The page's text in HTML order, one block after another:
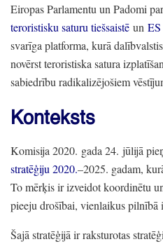
Eiropas Parlamentu un Padomi
teroristisku saturu tiešsaistē un
svarīga platforma, kurā
novērst teroristiska satura
sabiedrību radikalizējošiem
Konteksts
Komisija 2020. gada 24. jūlijā
stratēģiju 2020.–2025. gadam,
To mērķis ir izveidot koordinētu
pieeju drošībai, vienlaikus pilnībā
Šajā stratēģijā ir raksturotas